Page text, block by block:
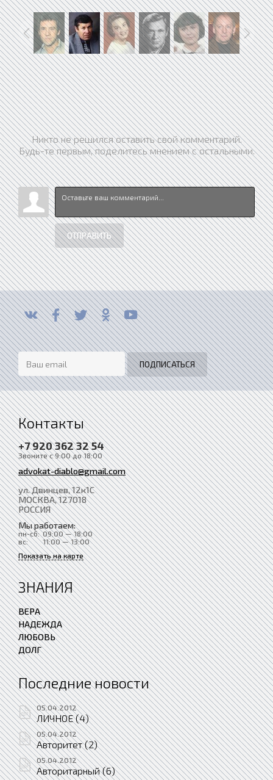
Никто не решился оставить свой комментарий.
Будь-те первым, поделитесь мнением с остальными.
ОТПРАВИТЬ
Контакты
+7 920 362 32 54
Звоните с 9:00 до 18:00
advokat-diablo@gmail.com
ул. Двинцев, 12к1С
МОСКВА, 127018
РОССИЯ
Мы работаем:
пн-сб: 09:00 — 18:00
вс:
11:00 — 13:00
Показать на карте
ЗНАНИЯ
ВЕРА
НАДЕЖДА
ЛЮБОВЬ
ДОЛГ
Последние новости
05.04.2012
ЛИЧНОЕ (4)
05.04.2012
Авторитет (2)
05.04.2012
Авторитарный (6)